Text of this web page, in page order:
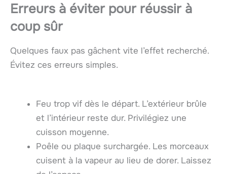
Erreurs à éviter pour réussir à
coup sûr
Quelques faux pas gâchent vite l’effet recherché.
Évitez ces erreurs simples.
Feu trop vif dès le départ. L’extérieur brûle
et l’intérieur reste dur. Privilégiez une
cuisson moyenne.
Poêle ou plaque surchargée. Les morceaux
cuisent à la vapeur au lieu de dorer. Laissez